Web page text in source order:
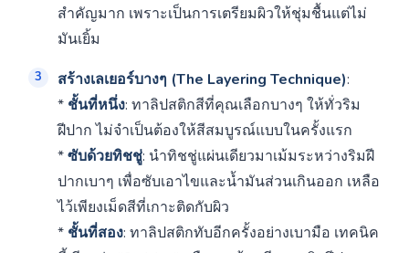
สำคัญมาก เพราะเป็นการเตรียมผิวให้ชุ่มชื้นแต่ไม่
มันเยิ้ม
สร้างเลเยอร์บางๆ (The Layering Technique):
* ชั้นที่หนึ่ง: ทาลิปสติกสีที่คุณเลือกบางๆ ให้ทั่วริม
ฝีปาก ไม่จำเป็นต้องให้สีสมบูรณ์แบบในครั้งแรก
*ซับด้วยทิชชู่: นำทิชชู่แผ่นเดียวมาเม้มระหว่างริมฝี
ปากเบาๆ เพื่อซับเอาไขและน้ำมันส่วนเกินออก เหลือ
ไว้เพียงเม็ดสีที่เกาะติดกับผิว
* ชั้นที่สอง: ทาลิปสติกทับอีกครั้งอย่างเบามือ เทคนิค